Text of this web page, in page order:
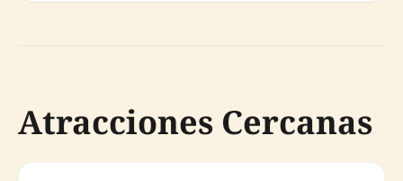
Atracciones Cercanas